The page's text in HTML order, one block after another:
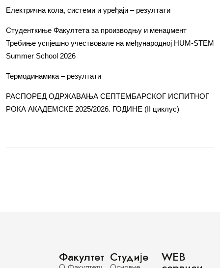
Електрична кола, системи и уређаји – резултати
Студенткиње Факултета за производњу и менаџмент
Требиње успјешно учествовале на међународној HUM-STEM
Summer School 2026
Термодинамика – резултати
РАСПОРЕД ОДРЖАВАЊА СЕПТЕМБАРСКОГ ИСПИТНОГ
РОКА АКАДЕМСКЕ 2025/2026. ГОДИНЕ (II циклус)
Факултет Студије WEB